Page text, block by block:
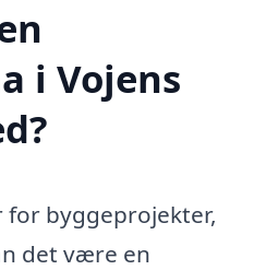
i Vojens
for byggeprojekter,
det være en